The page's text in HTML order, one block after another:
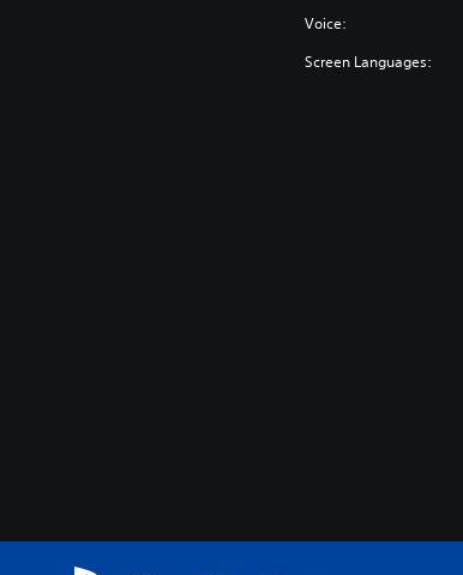
Voice:
Screen Languages: